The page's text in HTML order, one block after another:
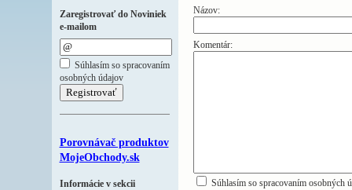
Zaregistrovať do Noviniek
e-mailom
Súhlasím so spracovaním
osobných údajov
Porovnávač produktov
MojeObchody.sk
Informácie v sekcii
Názov:
Komentár:
Súhlasím so spracovaním osobných